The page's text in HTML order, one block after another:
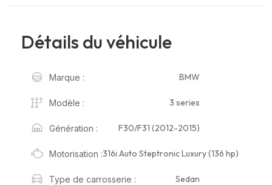
Détails du véhicule
Marque : BMW
Modèle : 3 series
Génération : F30/F31 (2012-2015)
Motorisation :316i Auto Steptronic Luxury (136 hp)
Type de carrosserie : Sedan